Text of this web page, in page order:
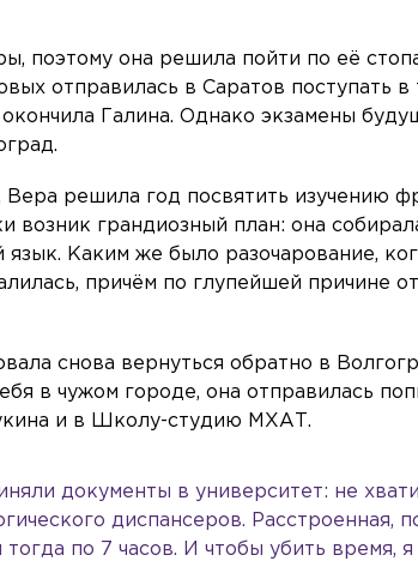
поэтому она решила пойти по её
отправилась в Саратов поступать в
Галина. Однако экзамены
Вера решила год посвятить изучению
возник грандиозный план: она
Каким же было разочарование,
причём по глупейшей причине
снова вернуться обратно в
в чужом городе, она отправилась
и в Школу-студию МХАТ.
документы в университет: не
диспансеров. Расстроенная,
по 7 часов. И чтобы убить время, я